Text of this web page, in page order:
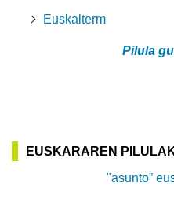
Euskalterm
Pilula
EUSKARAREN
"asunto”